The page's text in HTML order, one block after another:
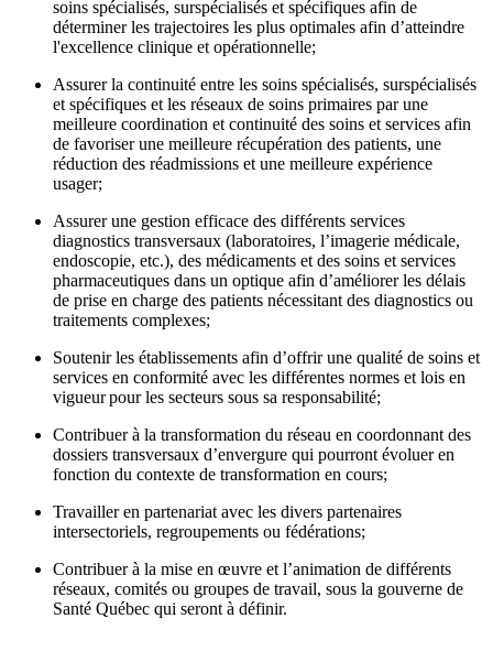
soins spécialisés, surspécialisés et spécifiques afin de
déterminer les trajectoires les plus optimales afin d’atteindre
l'excellence clinique et opérationnelle;
Assurer la continuité entre les soins spécialisés, surspécialisés
et spécifiques et les réseaux de soins primaires par une
meilleure coordination et continuité des soins et services afin
de favoriser une meilleure récupération des patients, une
réduction des réadmissions et une meilleure expérience
usager;
Assurer une gestion efficace des différents services
diagnostics transversaux (laboratoires, l’imagerie médicale,
endoscopie, etc.), des médicaments et des soins et services
pharmaceutiques dans un optique afin d’améliorer les délais
de prise en charge des patients nécessitant des diagnostics ou
traitements complexes;
Soutenir les établissements afin d’offrir une qualité de soins et
services en conformité avec les différentes normes et lois en
vigueur pour les secteurs sous sa responsabilité;
Contribuer à la transformation du réseau en coordonnant des
dossiers transversaux d’envergure qui pourront évoluer en
fonction du contexte de transformation en cours;
Travailler en partenariat avec les divers partenaires
intersectoriels, regroupements ou fédérations;
Contribuer à la mise en œuvre et l’animation de différents
réseaux, comités ou groupes de travail, sous la gouverne de
Santé Québec qui seront à définir.